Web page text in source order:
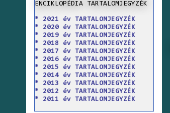
ENCIKLOPÉDIA TARTALOMJEGYZÉK
* 2021 év TARTALOMJEGYZÉK
* 2020 év TARTALOMJEGYZÉK
* 2019 év TARTALOMJEGYZÉK
* 2018 év TARTALOMJEGYZÉK
* 2017 év TARTALOMJEGYZÉK
* 2016 év TARTALOMJEGYZÉK
* 2015 év TARTALOMJEGYZÉK
* 2014 év TARTALOMJEGYZÉK
* 2013 év TARTALOMJEGYZÉK
* 2012 év TARTALOMJEGYZÉK
* 2011 év TARTALOMJEGYZÉK